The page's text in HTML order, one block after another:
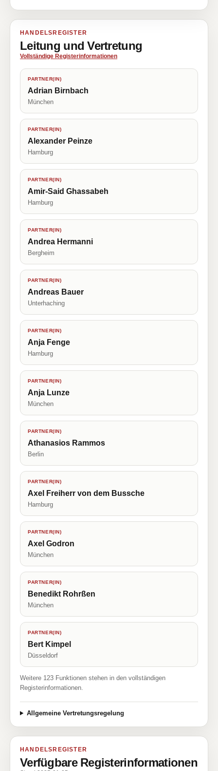
HANDELSREGISTER
Leitung und Vertretung
Vollständige Registerinformationen
PARTNER(IN)
Adrian Birnbach
München
PARTNER(IN)
Alexander Peinze
Hamburg
PARTNER(IN)
Amir-Said Ghassabeh
Hamburg
PARTNER(IN)
Andrea Hermanni
Bergheim
PARTNER(IN)
Andreas Bauer
Unterhaching
PARTNER(IN)
Anja Fenge
Hamburg
PARTNER(IN)
Anja Lunze
München
PARTNER(IN)
Athanasios Rammos
Berlin
PARTNER(IN)
Axel Freiherr von dem Bussche
Hamburg
PARTNER(IN)
Axel Godron
München
PARTNER(IN)
Benedikt Rohrßen
München
PARTNER(IN)
Bert Kimpel
Düsseldorf
Weitere 123 Funktionen stehen in den vollständigen
Registerinformationen.
Allgemeine Vertretungsregelung
HANDELSREGISTER
Verfügbare Registerinformationen